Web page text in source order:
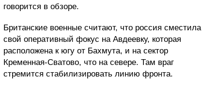
говорится в обзоре.
Британские военные считают, что россия сместила
свой оперативный фокус на Авдеевку, которая
расположена к югу от Бахмута, и на сектор
Кременная-Сватово, что на севере. Там враг
стремится стабилизировать линию фронта.